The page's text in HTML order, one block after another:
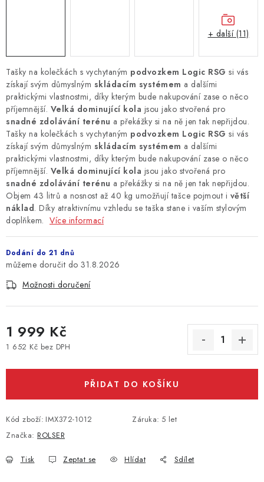
Tašky na kolečkách s vychytaným podvozkem Logic RSG si vás
získají svým důmyslným skládacím systémem a dalšími
praktickými vlastnostmi, díky kterým bude nakupování zase o něco
příjemnější. Velká dominující kola jsou jako stvořená pro
snadné zdolávání terénu a překážky si na ně jen tak nepřijdou.
Tašky na kolečkách s vychytaným podvozkem Logic RSG si vás
získají svým důmyslným skládacím systémem a dalšími
praktickými vlastnostmi, díky kterým bude nakupování zase o něco
příjemnější. Velká dominující kola jsou jako stvořená pro
snadné zdolávání terénu a překážky si na ně jen tak nepřijdou.
Objem 43 litrů a nosnost až 40 kg umožňují tašce pojmout i větší
náklad. Díky atraktivnímu vzhledu se taška stane i vaším stylovým
doplňkem. Více informací
Dodání do 21 dnů
31.8.2026
Možnosti doručení
1 999 Kč
1 652 Kč bez DPH
PŘIDAT DO KOŠÍKU
Kód zboží: IMX372-1012 Záruka: 5 let
Značka: ROLSER
Tisk Zeptat se Hlídat Sdílet
+ další (11)